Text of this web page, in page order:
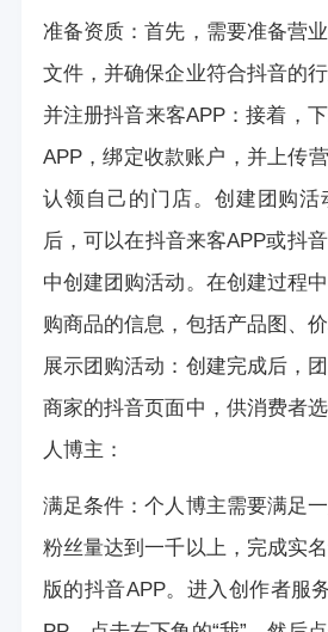
准备资质：首先，需要准备营
文件，并确保企业符合抖音的
并注册抖音来客APP：接着，
APP，绑定收款账户，并上传
认领自己的门店。创建团购活
后，可以在抖音来客APP或抖
中创建团购活动。在创建过程
购商品的信息，包括产品图、
展示团购活动：创建完成后，
商家的抖音页面中，供消费者
人博主：
满足条件：个人博主需要满足
粉丝量达到一千以上，完成实
版的抖音APP。进入创作者服